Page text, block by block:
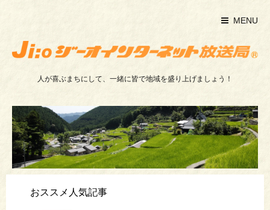
MENU
人が喜ぶまちにして、一緒に皆で地域を盛り上げましょう！
おススメ人気記事